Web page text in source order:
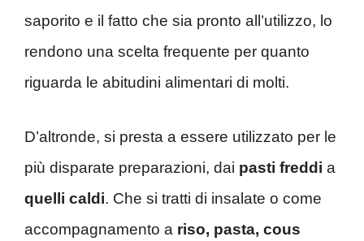
saporito e il fatto che sia pronto all’utilizzo, lo
rendono una scelta frequente per quanto
riguarda le abitudini alimentari di molti.
D’altronde, si presta a essere utilizzato per le
più disparate preparazioni, dai pasti freddi a
quelli caldi. Che si tratti di insalate o come
accompagnamento a riso, pasta, cous